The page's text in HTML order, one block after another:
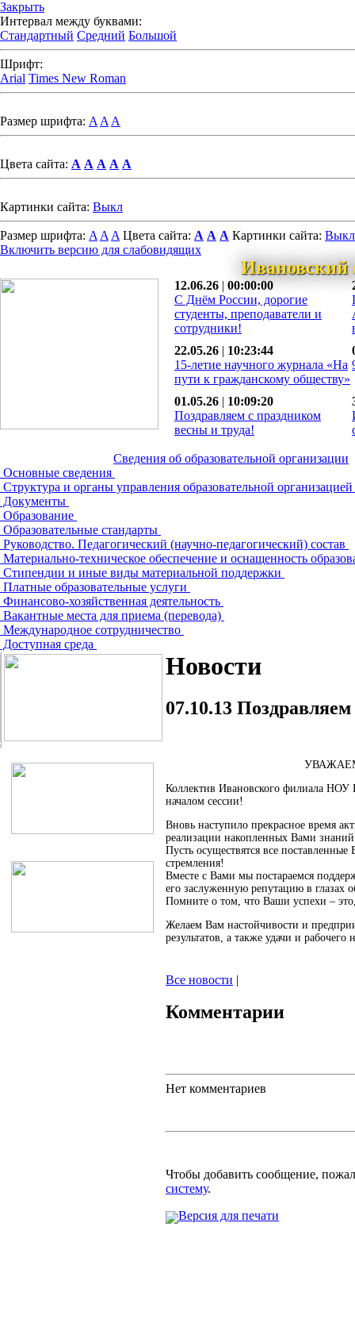
Закрыть
Интервал между буквами:
Стандартный Средний Большой
Шрифт:
Arial Times New Roman
Размер шрифта: A A A
Цвета сайта: A A A A A
Картинки сайта: Выкл
Размер шрифта: A A A Цвета сайта: A A A Картинки сайта: Выкл
Включить версию для слабовидящих
12.06.26 | 00:00:00
С Днём России, дорогие
студенты, преподаватели и
сотрудники!
22.05.26 | 10:23:44
15-летие научного журнала «На
пути к гражданскому обществу»
01.05.26 | 10:09:20
Поздравляем с праздником
весны и труда!
Сведения об образовательной организации
Основные сведения
Структура и органы управления образовательной организацией
Документы
Образование
Образовательные стандарты
Руководство. Педагогический (научно-педагогический) состав
Материально-техническое обеспечение и оснащенность
Стипендии и иные виды материальной поддержки
Платные образовательные услуги
Финансово-хозяйственная деятельность
Вакантные места для приема (перевода)
Международное сотрудничество
Доступная среда
Новости
07.10.13
Коллектив Ивановского филиала НОУ
началом сессии!
Вновь наступило прекрасное время
реализации накопленных Вами
Пусть осуществятся все
стремления!
Вместе с Вами мы постараемся
его заслуженную репутацию в глазах
Помните о том, что Ваши успехи –
Желаем Вам настойчивости и
результатов, а также удачи и рабочего
Все новости |
Комментарии
Нет комментариев
Чтобы добавить сообщение,
систему.
Версия для печати